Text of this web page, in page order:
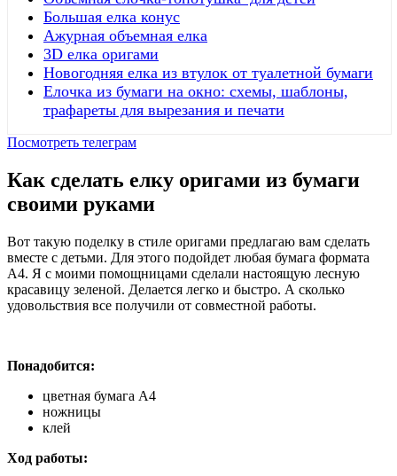
Большая елка конус
Ажурная объемная елка
3D елка оригами
Новогодняя елка из втулок от туалетной бумаги
Елочка из бумаги на окно: схемы, шаблоны,
трафареты для вырезания и печати
Посмотреть телеграм
Как сделать елку оригами из бумаги
своими руками
Вот такую поделку в стиле оригами предлагаю вам сделать
вместе с детьми. Для этого подойдет любая бумага формата
А4. Я с моими помощницами сделали настоящую лесную
красавицу зеленой. Делается легко и быстро. А сколько
удовольствия все получили от совместной работы.
Понадобится:
цветная бумага А4
ножницы
клей
Ход работы: